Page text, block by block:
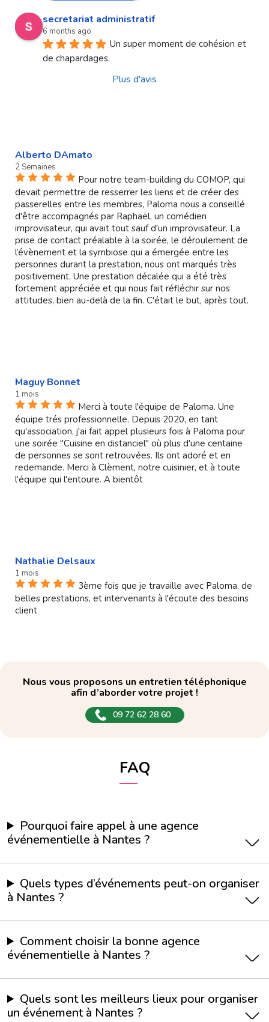
secretariat administratif
6 months ago
Un super moment de cohésion et
de chapardages.
Plus d'avis
Alberto DAmato
2 Semaines
Pour notre team-building du COMOP, qui
devait permettre de resserrer les liens et de créer des
passerelles entre les membres, Paloma nous a conseillé
d'être accompagnés par Raphaël, un comédien
improvisateur, qui avait tout sauf d'un improvisateur. La
prise de contact préalable à la soirée, le déroulement de
l’évènement et la symbiose qui a émergée entre les
personnes durant la prestation, nous ont marqués très
positivement. Une prestation décalée qui a été très
fortement appréciée et qui nous fait réfléchir sur nos
attitudes, bien au-delà de la fin. C'était le but, après tout.
Maguy Bonnet
1 mois
Merci à toute l'équipe de Paloma. Une
équipe trés professionnelle. Depuis 2020, en tant
qu'association, j'ai fait appel plusieurs fois à Paloma pour
une soirée "Cuisine en distanciel" où plus d'une centaine
de personnes se sont retrouvées. Ils ont adoré et en
redemande. Merci à Clèment, notre cuisinier, et à toute
l'équipe qui l'entoure. A bientôt
Nathalie Delsaux
1 mois
3ème fois que je travaille avec Paloma, de
belles prestations, et intervenants à l'écoute des besoins
client
Nous vous proposons un entretien téléphonique
afin d’aborder votre projet !
09 72 62 28 60
FAQ
Pourquoi faire appel à une agence
événementielle à Nantes ?
Quels types d’événements peut-on organiser
à Nantes ?
Comment choisir la bonne agence
événementielle à Nantes ?
Quels sont les meilleurs lieux pour organiser
un événement à Nantes ?